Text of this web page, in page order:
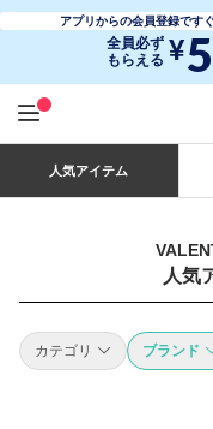
アプリからの会員登録です
全員必ず
もらえる ¥
人気アイテム
人気
カテゴリ ブランド